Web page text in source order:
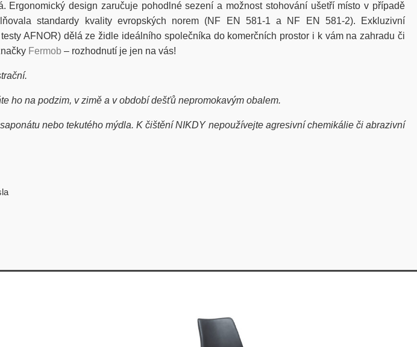
design zaručuje pohodlné sezení a možnost stohování ušetří místo v případě
standardy kvality evropských norem (NF EN 581-1 a NF EN 581-2). Exkluzivní
AFNOR) dělá ze židle ideálního společníka do komerčních prostor i k vám na zahradu či
Fermob – rozhodnutí je jen na vás!
ho na podzim, v zimě a v období dešťů nepromokavým obalem.
nebo tekutého mýdla. K čištění NIKDY nepoužívejte agresivní chemikálie či abrazivní